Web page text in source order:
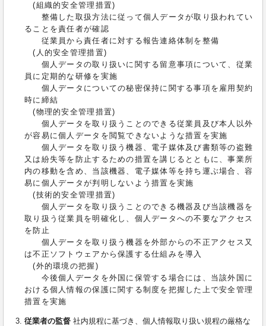
(組織的安全管理措置)
整備した取扱方法に従って個人データが取り扱われてい
ることを責任者が確認
従業員から責任者に対する報告連絡体制を整備
(人的安全管理措置)
個人データの取り扱いに関する留意事項について、従業
員に定期的な研修を実施
個人データについての秘密保持に関する事項を雇用契約
時に締結
(物理的安全管理措置)
個人データを取り扱うことのできる従業員及び本人以外
が容易に個人データを閲覧できないような措置を実施
個人データを取り扱う機器、電子媒体及び書類等の盗難
又は紛失等を防止するための措置を講じるとともに、事業所
内の移動を含め、当該機器、電子媒体等を持ち運ぶ場合、容
易に個人データが判明しないよう措置を実施
(技術的安全管理措置)
個人データを取り扱うことのできる機器及び当該機器を
取り扱う従業員を明確化し、個人データへの不要なアクセス
を防止
個人データを取り扱う機器を外部からの不正アクセス又
は不正ソフトウェアから保護する仕組みを導入
(外的環境の把握)
今後個人データを外国に保管する場合には、当該外国に
おける個人情報の保護に関する制度を把握した上で安全管理
措置を実施
従業者の監督 社内規程に基づき、個人情報取り扱い規程の厳格な